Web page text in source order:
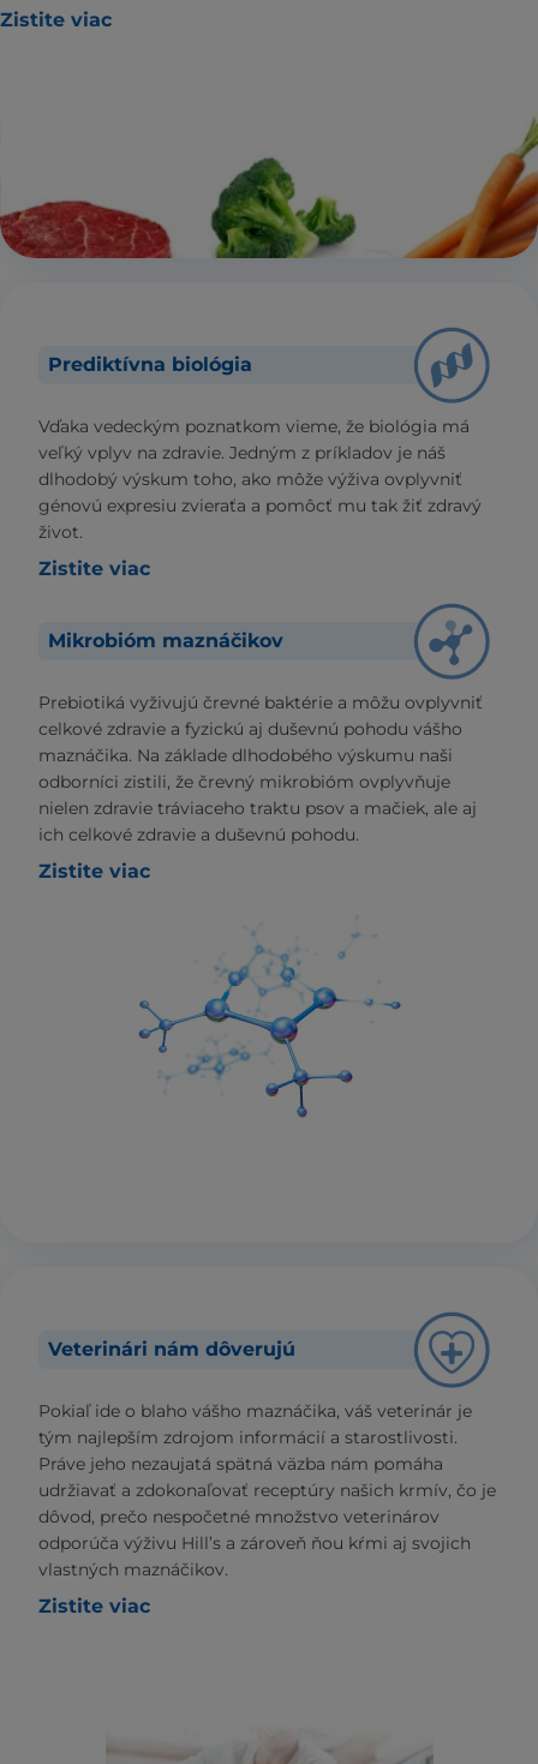
Zistite viac
Prediktívna biológia
Vďaka vedeckým poznatkom vieme, že biológia má
veľký vplyv na zdravie. Jedným z príkladov je náš
dlhodobý výskum toho, ako môže výživa ovplyvniť
génovú expresiu zvieraťa a pomôcť mu tak žiť zdravý
život.
Zistite viac
Mikrobióm maznáčikov
Prebiotiká vyživujú črevné baktérie a môžu ovplyvniť
celkové zdravie a fyzickú aj duševnú pohodu vášho
maznáčika. Na základe dlhodobého výskumu naši
odborníci zistili, že črevný mikrobióm ovplyvňuje
nielen zdravie tráviaceho traktu psov a mačiek, ale aj
ich celkové zdravie a duševnú pohodu.
Zistite viac
Veterinári nám dôverujú
Pokiaľ ide o blaho vášho maznáčika, váš veterinár je
tým najlepším zdrojom informácií a starostlivosti.
Práve jeho nezaujatá spätná väzba nám pomáha
udržiavať a zdokonaľovať receptúry našich krmív, čo je
dôvod, prečo nespočetné množstvo veterinárov
odporúča výživu Hill’s a zároveň ňou kŕmi aj svojich
vlastných maznáčikov.
Zistite viac